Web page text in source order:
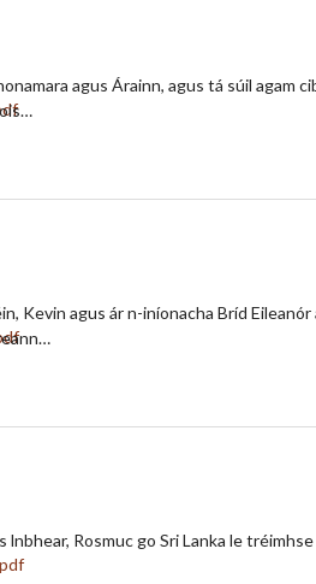
agus Árainn, agus tá súil agam
Kevin agus ár n-iníonacha Bríd
Rosmuc go Sri Lanka le